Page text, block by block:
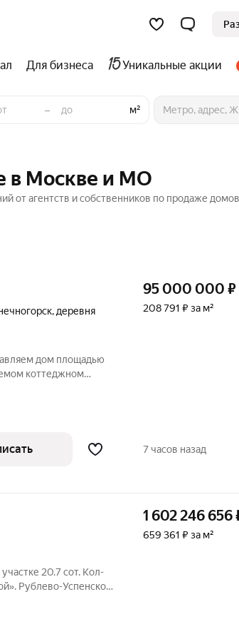
Для бизнеса Уникальные акции
– м²
в Москве и МО
от агентств и собственников по продаже
, деревня
дом площадью
коттеджном
участке
95 000 000 ₽
208 791 ₽ за м²
7 часов назад
20.7 cот. Кол-
Рублево-Успенское
красоты, большая
1 602 246 656
659 361 ₽ за м²